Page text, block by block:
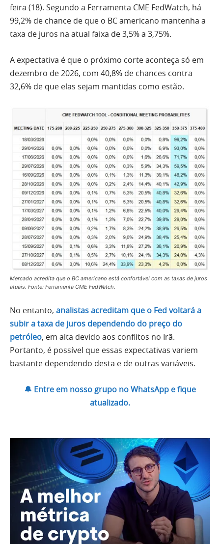
feira (18). Segundo a Ferramenta CME FedWatch, há
99,2% de chance de que o BC americano mantenha a
taxa de juros na atual faixa de 3,5% a 3,75%.
A expectativa é que o próximo corte aconteça só em
dezembro de 2026, com 40,8% de chances contra
32,6% de que elas sejam mantidas como estão.
Mercado acredita que o BC americano está confortável com as taxas de juros
atuais. Fonte: Ferramenta CME FedWatch.
No entanto, analistas acreditam que o Fed voltará a
subir a taxa de juros dependendo do preço do
petróleo, em alta devido aos conflitos no Irã.
Portanto, é possível que essas expectativas variem
bastante dependendo desta e de outras variáveis.
🔔 Entre em nosso grupo no WhatsApp e fique
atualizado.